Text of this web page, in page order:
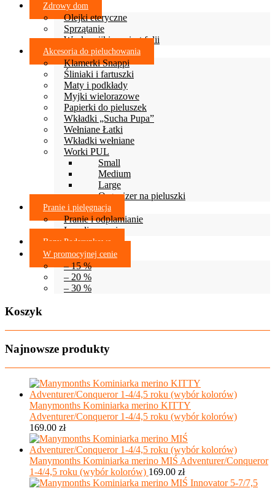
Zdrowy dom
Olejki eteryczne
Sprzątanie
Woskowijki zamiast folii
Akcesoria do pieluchowania
Klamerki Snappi
Śliniaki i fartuszki
Maty i podkłady
Myjki wielorazowe
Papierki do pieluszek
Wkładki „Sucha Pupa”
Wełniane Łatki
Wkładki wełniane
Worki PUL
Small
Medium
Large
Organizer na pieluszki
Pranie i pielęgnacja
Pranie i odplamianie
Lanolinowanie
Bony Podarunkowe
W promocyjnej cenie
– 15 %
– 20 %
– 30 %
Koszyk
Najnowsze produkty
Manymonths Kominiarka merino KITTY
Adventurer/Conqueror 1-4/4,5 roku (wybór kolorów)
169.00 zł
Manymonths Kominiarka merino MIŚ Adventurer/Conqueror
1-4/4,5 roku (wybór kolorów) 169.00 zł